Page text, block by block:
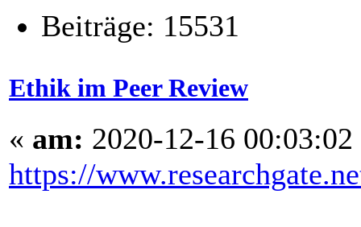
Beiträge: 15531
Ethik im Peer Review
« am: 2020-12-16 00:03:02
https://